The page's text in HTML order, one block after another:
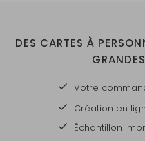
DES CARTES À
Votre
Création en
Échantillon